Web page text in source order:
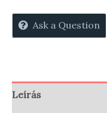
Ask a Question
Leírás